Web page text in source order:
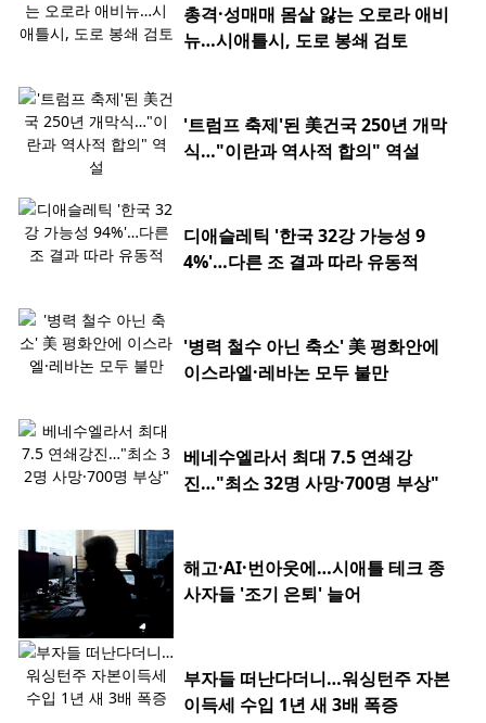
총격·성매매 몸살 앓는 오로라 애비
뉴…시애틀시, 도로 봉쇄 검토
'트럼프 축제'된 美건국 250년 개막
식…"이란과 역사적 합의" 역설
디애슬레틱 '한국 32강 가능성 9
4%'…다른 조 결과 따라 유동적
'병력 철수 아닌 축소' 美 평화안에
이스라엘·레바논 모두 불만
베네수엘라서 최대 7.5 연쇄강
진…"최소 32명 사망·700명 부상"
해고·AI·번아웃에…시애틀 테크 종
사자들 '조기 은퇴' 늘어
부자들 떠난다더니…워싱턴주 자본
이득세 수입 1년 새 3배 폭증